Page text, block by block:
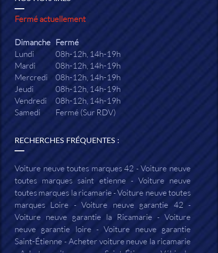
Fermé actuellement
Dimanche Fermé
Lundi
08h-12h, 14h-19h
Mardi
08h-12h, 14h-19h
Mercredi
08h-12h, 14h-19h
Jeudi
08h-12h, 14h-19h
Vendredi
08h-12h, 14h-19h
Samedi
Fermé (Sur RDV)
RECHERCHES FRÉQUENTES :
Voiture neuve toutes marques 42
Voiture neuve
toutes marques saint etienne
Voiture neuve
toutes marques la ricamarie Voiture neuve toutes
marques Loire
Voiture neuve garantie 42
Voiture neuve garantie la Ricamarie
Voiture
neuve garantie loire
Voiture neuve garantie
Saint-Étienne
Acheter voiture neuve la ricamarie